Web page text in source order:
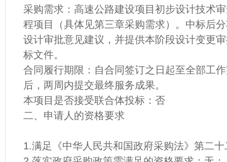
采购需求：高速公路建设项目初步设计技术
程项目（具体见第三章采购需求）。中标后
设计审批意见建议，并提供本阶段设计变更
标文件。
合同履行期限：自合同签订之日起至全部工
后，两周内提交最终服务成果。
本项目是否接受联合体投标：否
二、申请人的资格要求
1.满足《中华人民共和国政府采购法》第二